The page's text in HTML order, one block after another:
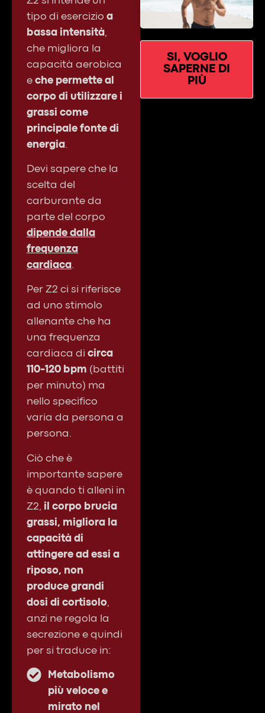
tipo di esercizio a
bassa intensità
che migliora la
capacità aerobica
e che permette al
corpo di utilizzare i
grassi come
principale fonte di
energia.
Devi sapere che la
scelta del
carburante da
parte del corpo
dipende dalla
frequenza
cardiaca .
Per Z2 ci si riferisce
ad uno stimolo
allenante che ha
una frequenza
cardiaca di circa
110-120 bpm (battiti
per minuto) ma
nello specifico
varia da persona a
persona.
Ciò che è
importante sapere
è quando ti alleni in
Z2,
il corpo brucia
grassi, migliora la
capacità di
attingere ad essi a
riposo, non
produce grandi
dosi di cortisolo
anzi ne regola la
secrezione e quindi
per si traduce in:
Metabolismo
più veloce e
mirato nel
SI, VOGLIO
SAPERNE DI
PIÙ